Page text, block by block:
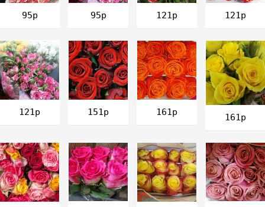
95р 95р 121р 121р
121р 151р 161р 161р